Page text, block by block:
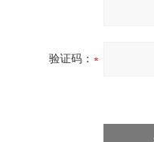
验证码：